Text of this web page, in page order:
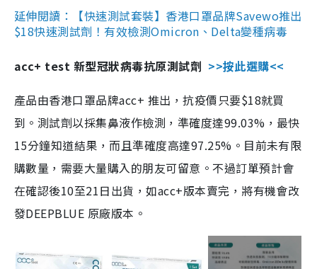
延伸閱讀：【快速測試套裝】香港口罩品牌Savewo推出
$18快速測試劑！有效檢測Omicron、Delta變種病毒
acc+ test 新型冠狀病毒抗原測試劑 >>按此選購<<
產品由香港口罩品牌acc+ 推出，抗疫價只要$18就買
到。測試劑以採集鼻液作檢測，準確度達99.03%，最快
15分鐘知道結果，而且準確度高達97.25%。目前未有限
購數量，需要大量購入的朋友可留意。不過訂單預計會
在確認後10至21日出貨，如acc+版本賣完，將有機會改
發DEEPBLUE 原廠版本。